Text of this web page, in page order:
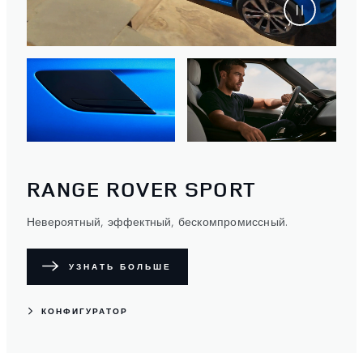
RANGE ROVER SPORT
Невероятный, эффектный, бескомпромиссный.
УЗНАТЬ БОЛЬШЕ
КОНФИГУРАТОР